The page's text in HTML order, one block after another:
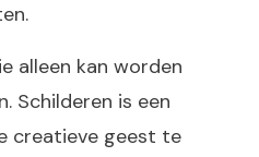
alleen kan worden
Schilderen is een
creatieve geest te